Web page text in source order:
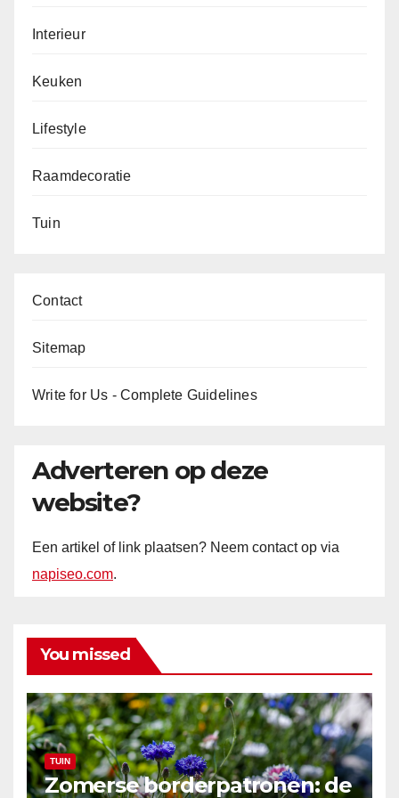
Interieur
Keuken
Lifestyle
Raamdecoratie
Tuin
Contact
Sitemap
Write for Us - Complete Guidelines
Adverteren op deze
website?
Een artikel of link plaatsen? Neem contact op via
napiseo.com.
You missed
TUIN
Zomerse borderpatronen: de